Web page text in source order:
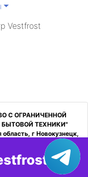
Vestfrost
С ОГРАНИЧЕННОЙ
ТЕХНИКИ"
г Новокузнецк,
д. 31, кв. 2
1224200006128